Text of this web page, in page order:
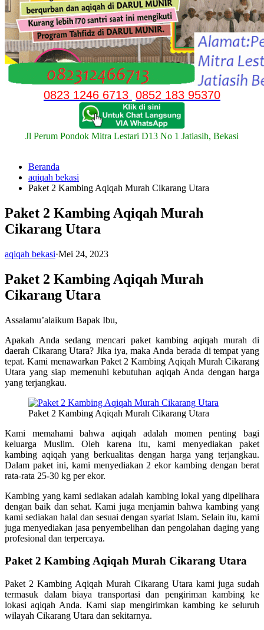
0823 1246 6713 0852 183 95370
Jl Perum Pondok Mitra Lestari D13 No 1 Jatiasih, Bekasi
Beranda
aqiqah bekasi
Paket 2 Kambing Aqiqah Murah Cikarang Utara
Paket 2 Kambing Aqiqah Murah
Cikarang Utara
aqiqah bekasi·Mei 24, 2023
Paket 2 Kambing Aqiqah Murah
Cikarang Utara
Assalamu’alaikum Bapak Ibu,
Apakah Anda sedang mencari paket kambing aqiqah murah di
daerah Cikarang Utara? Jika iya, maka Anda berada di tempat yang
tepat. Kami menawarkan Paket 2 Kambing Aqiqah Murah Cikarang
Utara yang siap memenuhi kebutuhan aqiqah Anda dengan harga
yang terjangkau.
Paket 2 Kambing Aqiqah Murah Cikarang Utara
Kami memahami bahwa aqiqah adalah momen penting bagi
keluarga Muslim. Oleh karena itu, kami menyediakan paket
kambing aqiqah yang berkualitas dengan harga yang terjangkau.
Dalam paket ini, kami menyediakan 2 ekor kambing dengan berat
rata-rata 25-30 kg per ekor.
Kambing yang kami sediakan adalah kambing lokal yang dipelihara
dengan baik dan sehat. Kami juga menjamin bahwa kambing yang
kami sediakan halal dan sesuai dengan syariat Islam. Selain itu, kami
juga menyediakan jasa penyembelihan dan pengolahan daging yang
profesional dan terpercaya.
Paket 2 Kambing Aqiqah Murah Cikarang Utara
Paket 2 Kambing Aqiqah Murah Cikarang Utara kami juga sudah
termasuk dalam biaya transportasi dan pengiriman kambing ke
lokasi aqiqah Anda. Kami siap mengirimkan kambing ke seluruh
wilayah Cikarang Utara dan sekitarnya.